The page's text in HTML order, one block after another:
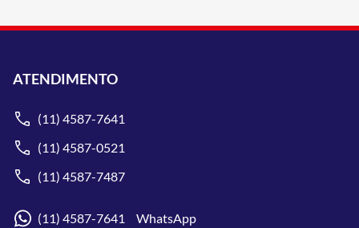
ATENDIMENTO
(11) 4587-7641
(11) 4587-0521
(11) 4587-7487
(11) 4587-7641 WhatsApp